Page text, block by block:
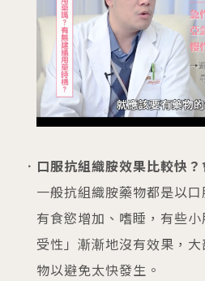
口服抗組織胺效果比較快
一般抗組織胺藥物都是以
有食慾增加、嗜睡，有些
受性」漸漸地沒有效果，
物以避免太快發生。